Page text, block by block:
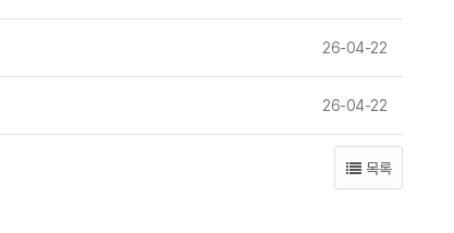
26-04-22
26-04-22
목록